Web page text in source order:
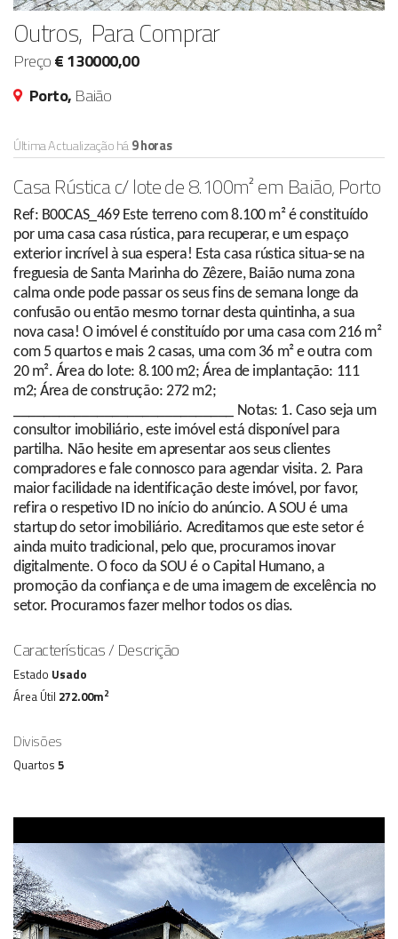
Outros, Para Comprar
Preço€ 130000,00
Porto, Baião
Última Actualização há9 horas
Casa Rústica c/ lote de 8.100m² em Baião, Porto
Ref: B00CAS_469 Este terreno com 8.100 m² é constituído
por uma casa casa rústica, para recuperar, e um espaço
exterior incrível à sua espera! Esta casa rústica situa-se na
freguesia de Santa Marinha do Zêzere, Baião numa zona
calma onde pode passar os seus fins de semana longe da
confusão ou então mesmo tornar desta quintinha, a sua
nova casa! O imóvel é constituído por uma casa com 216 m²
com 5 quartos e mais 2 casas, uma com 36 m² e outra com
20 m². Área do lote: 8.100 m2; Área de implantação: 111
m2; Área de construção: 272 m2;
_____________________________ Notas: 1. Caso seja um
consultor imobiliário, este imóvel está disponível para
partilha. Não hesite em apresentar aos seus clientes
compradores e fale connosco para agendar visita. 2. Para
maior facilidade na identificação deste imóvel, por favor,
refira o respetivo ID no início do anúncio. A SOU é uma
startup do setor imobiliário. Acreditamos que este setor é
ainda muito tradicional, pelo que, procuramos inovar
digitalmente. O foco da SOU é o Capital Humano, a
promoção da confiança e de uma imagem de excelência no
setor. Procuramos fazer melhor todos os dias.
Características / Descrição
Estado Usado
Área Útil 272.00m2
Divisões
Quartos 5